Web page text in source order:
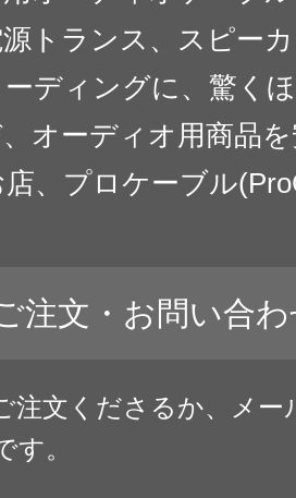
トランス、スピー
ディングに、驚く
オーディオ用商品
、プロケーブル
注文・お問い合
注文くださるか、メー
す。